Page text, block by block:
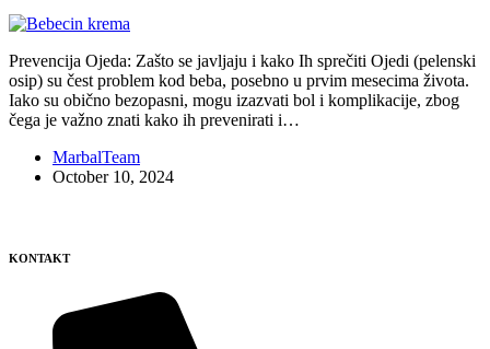
Prevencija Ojeda: Zašto se javljaju i kako Ih sprečiti Ojedi (pelenski
osip) su čest problem kod beba, posebno u prvim mesecima života.
Iako su obično bezopasni, mogu izazvati bol i komplikacije, zbog
čega je važno znati kako ih prevenirati i…
MarbalTeam
October 10, 2024
KONTAKT